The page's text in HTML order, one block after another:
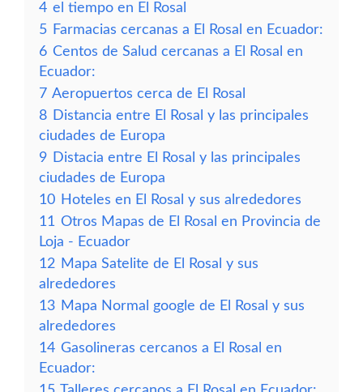
4 el tiempo en El Rosal
5 Farmacias cercanas a El Rosal en Ecuador:
6 Centos de Salud cercanas a El Rosal en
Ecuador:
7 Aeropuertos cerca de El Rosal
8 Distancia entre El Rosal y las principales
ciudades de Europa
9 Distacia entre El Rosal y las principales
ciudades de Europa
10 Hoteles en El Rosal y sus alrededores
11 Otros Mapas de El Rosal en Provincia de
Loja - Ecuador
12 Mapa Satelite de El Rosal y sus
alrededores
13 Mapa Normal google de El Rosal y sus
alrededores
14 Gasolineras cercanos a El Rosal en
Ecuador: